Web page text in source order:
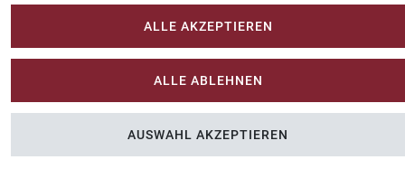
ALLE AKZEPTIEREN
ALLE ABLEHNEN
AUSWAHL AKZEPTIEREN